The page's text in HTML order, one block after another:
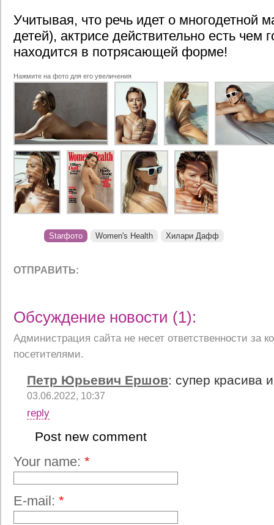
Учитывая, что речь идет о многодетной
детей), актрисе действительно есть чем
находится в потрясающей форме!
Нажмите на фото для его увеличения
Starфото Women's Health Хилари Дафф
ОТПРАВИТЬ:
Обсуждение новости (1):
Администрация сайта не несет ответственности за
посетителями.
Петр Юрьевич Ершов: супер красива
03.06.2022, 10:37
reply
Post new comment
Your name: *
E-mail: *